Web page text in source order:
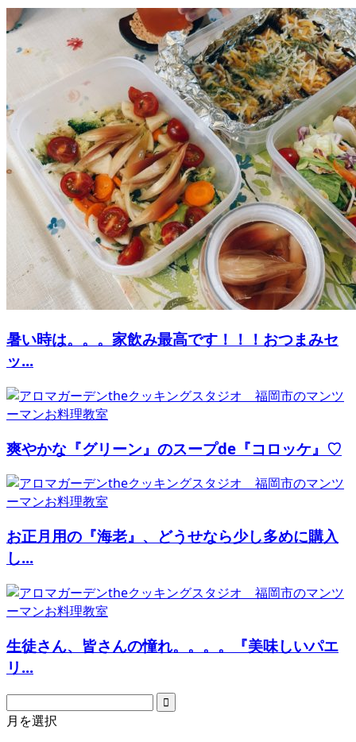
暑い時は。。。家飲み最高です！！！おつまみセ
ッ...
爽やかな『グリーン』のスープde『コロッケ』♡
お正月用の『海老』、どうせなら少し多めに購入
し...
生徒さん、皆さんの憧れ。。。。『美味しいパエ
リ...
月を選択